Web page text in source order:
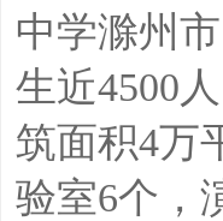
中学滁州
生近4500
筑面积4万
验室6个，